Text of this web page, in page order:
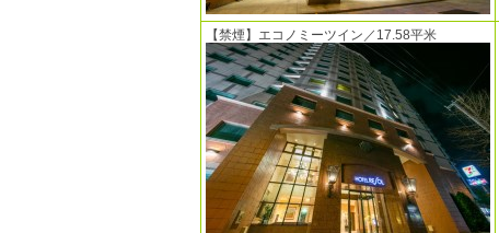
【禁煙】エコノミーツイン／17.58平米